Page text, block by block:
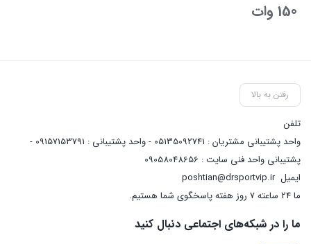
150 وات
رفتن به بالا
تلفن
واحد پشتیبانی مشتریان : 05135092741 - واحد پشتیبانی : 09157153791 -
پشتیبانی واحد فنی سایت : 09058048656
ایمیلposhtian@drsportvip.ir
ما 24 ساعته 7 روز هفته پاسخگوی شما هستیم.
ما را در شبکه‌های اجتماعی دنبال کنید